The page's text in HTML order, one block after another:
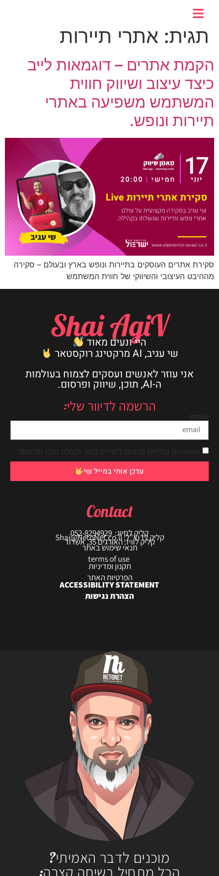
תגית: אתרי תיירות
הקמת אתרים – דוגמאות לייב
כיצד עיצוב ושיווק חווית
המשתמש משפיעה באתרי
תיירות ונופש.
סקירת אתרים העוסקים בתיירות ונופש בארץ ובעולם – סקירה
מההיבט העיצובי והשיווקי של חווית המשתמש
Shai AgiV
היי ונעים מאוד
שי עגיב, AI מרקטינג רוקסטאר
אני עוזר לאנשים ועסקים לצמוח בעולמות
ה-AI, תוכן, שיווק ופרסום.
הרשמה לדיוור שלי:
email
מאשר\ת שליחת פרטים ליצירת קשר וקבלת תוכן ופרסום"
עדכן אותי במייל שי
Contact
קליק לחיוג: 052-8294929
קליק לדוא"ל: Shai@NetoNet.co.il
קליק לוויז: האורגים 35, אשדוד
תנאי שימוש באתר
תקנון ומדיניות
הפרטיות האתר
ACCESSIBILITY STATEMENT
הצהרת נגישות
מוכנים לדבר האמיתי?
הכל מתחיל בשיחה קצרה: